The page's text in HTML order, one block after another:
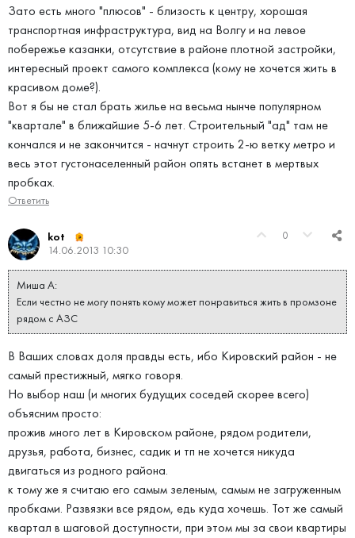
Зато есть много "плюсов" - близость к центру, хорошая
транспортная инфраструктура, вид на Волгу и на левое
побережье казанки, отсутствие в районе плотной застройки,
интересный проект самого комплекса (кому не хочется жить в
красивом доме?).
Вот я бы не стал брать жилье на весьма нынче популярном
"квартале" в ближайшие 5-6 лет. Строительный "ад" там не
кончался и не закончится - начнут строить 2-ю ветку метро и
весь этот густонаселенный район опять встанет в мертвых
пробках.
Ответить
0
kot
14.06.2013 10:30
Миша А:
Если честно не могу понять кому может понравиться жить в промзоне
рядом с АЗС
В Ваших словах доля правды есть, ибо Кировский район - не
самый престижный, мягко говоря.
Но выбор наш (и многих будущих соседей скорее всего)
объясним просто:
прожив много лет в Кировском районе, рядом родители,
друзья, работа, бизнес, садик и тп не хочется никуда
двигаться из родного района.
к тому же я считаю его самым зеленым, самым не загруженным
пробками. Развязки все рядом, едь куда хочешь. Тот же самый
квартал в шаговой доступности, при этом мы за свои квартиры